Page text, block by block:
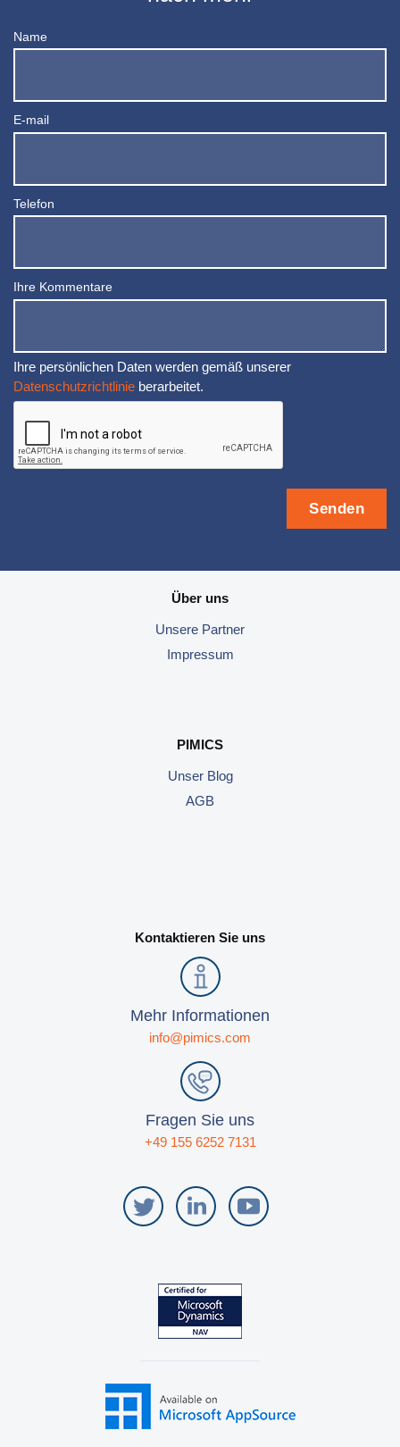
Name
E-mail
Telefon
Ihre Kommentare
Ihre persönlichen Daten werden gemäß unserer
Datenschutzrichtlinie berarbeitet.
Über uns
Unsere Partner
Impressum
PIMICS
Unser Blog
AGB
Kontaktieren Sie uns
Mehr Informationen
info@pimics.com
Fragen Sie uns
+49 155 6252 7131